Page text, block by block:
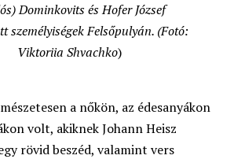
Dominkovits és Hofer József
személyiségek Felsőpulyán. (Fotó:
Viktoriia Shvachko)
a nőkön, az édesanyákon
volt, akiknek Johann Heisz
rövid beszéd, valamint vers